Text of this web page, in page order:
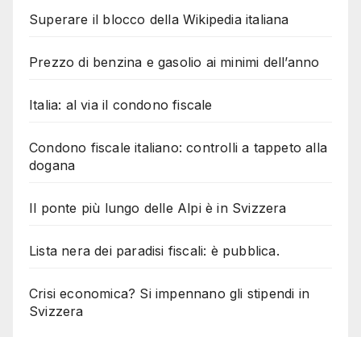
Superare il blocco della Wikipedia italiana
Prezzo di benzina e gasolio ai minimi dell’anno
Italia: al via il condono fiscale
Condono fiscale italiano: controlli a tappeto alla
dogana
Il ponte più lungo delle Alpi è in Svizzera
Lista nera dei paradisi fiscali: è pubblica.
Crisi economica? Si impennano gli stipendi in
Svizzera